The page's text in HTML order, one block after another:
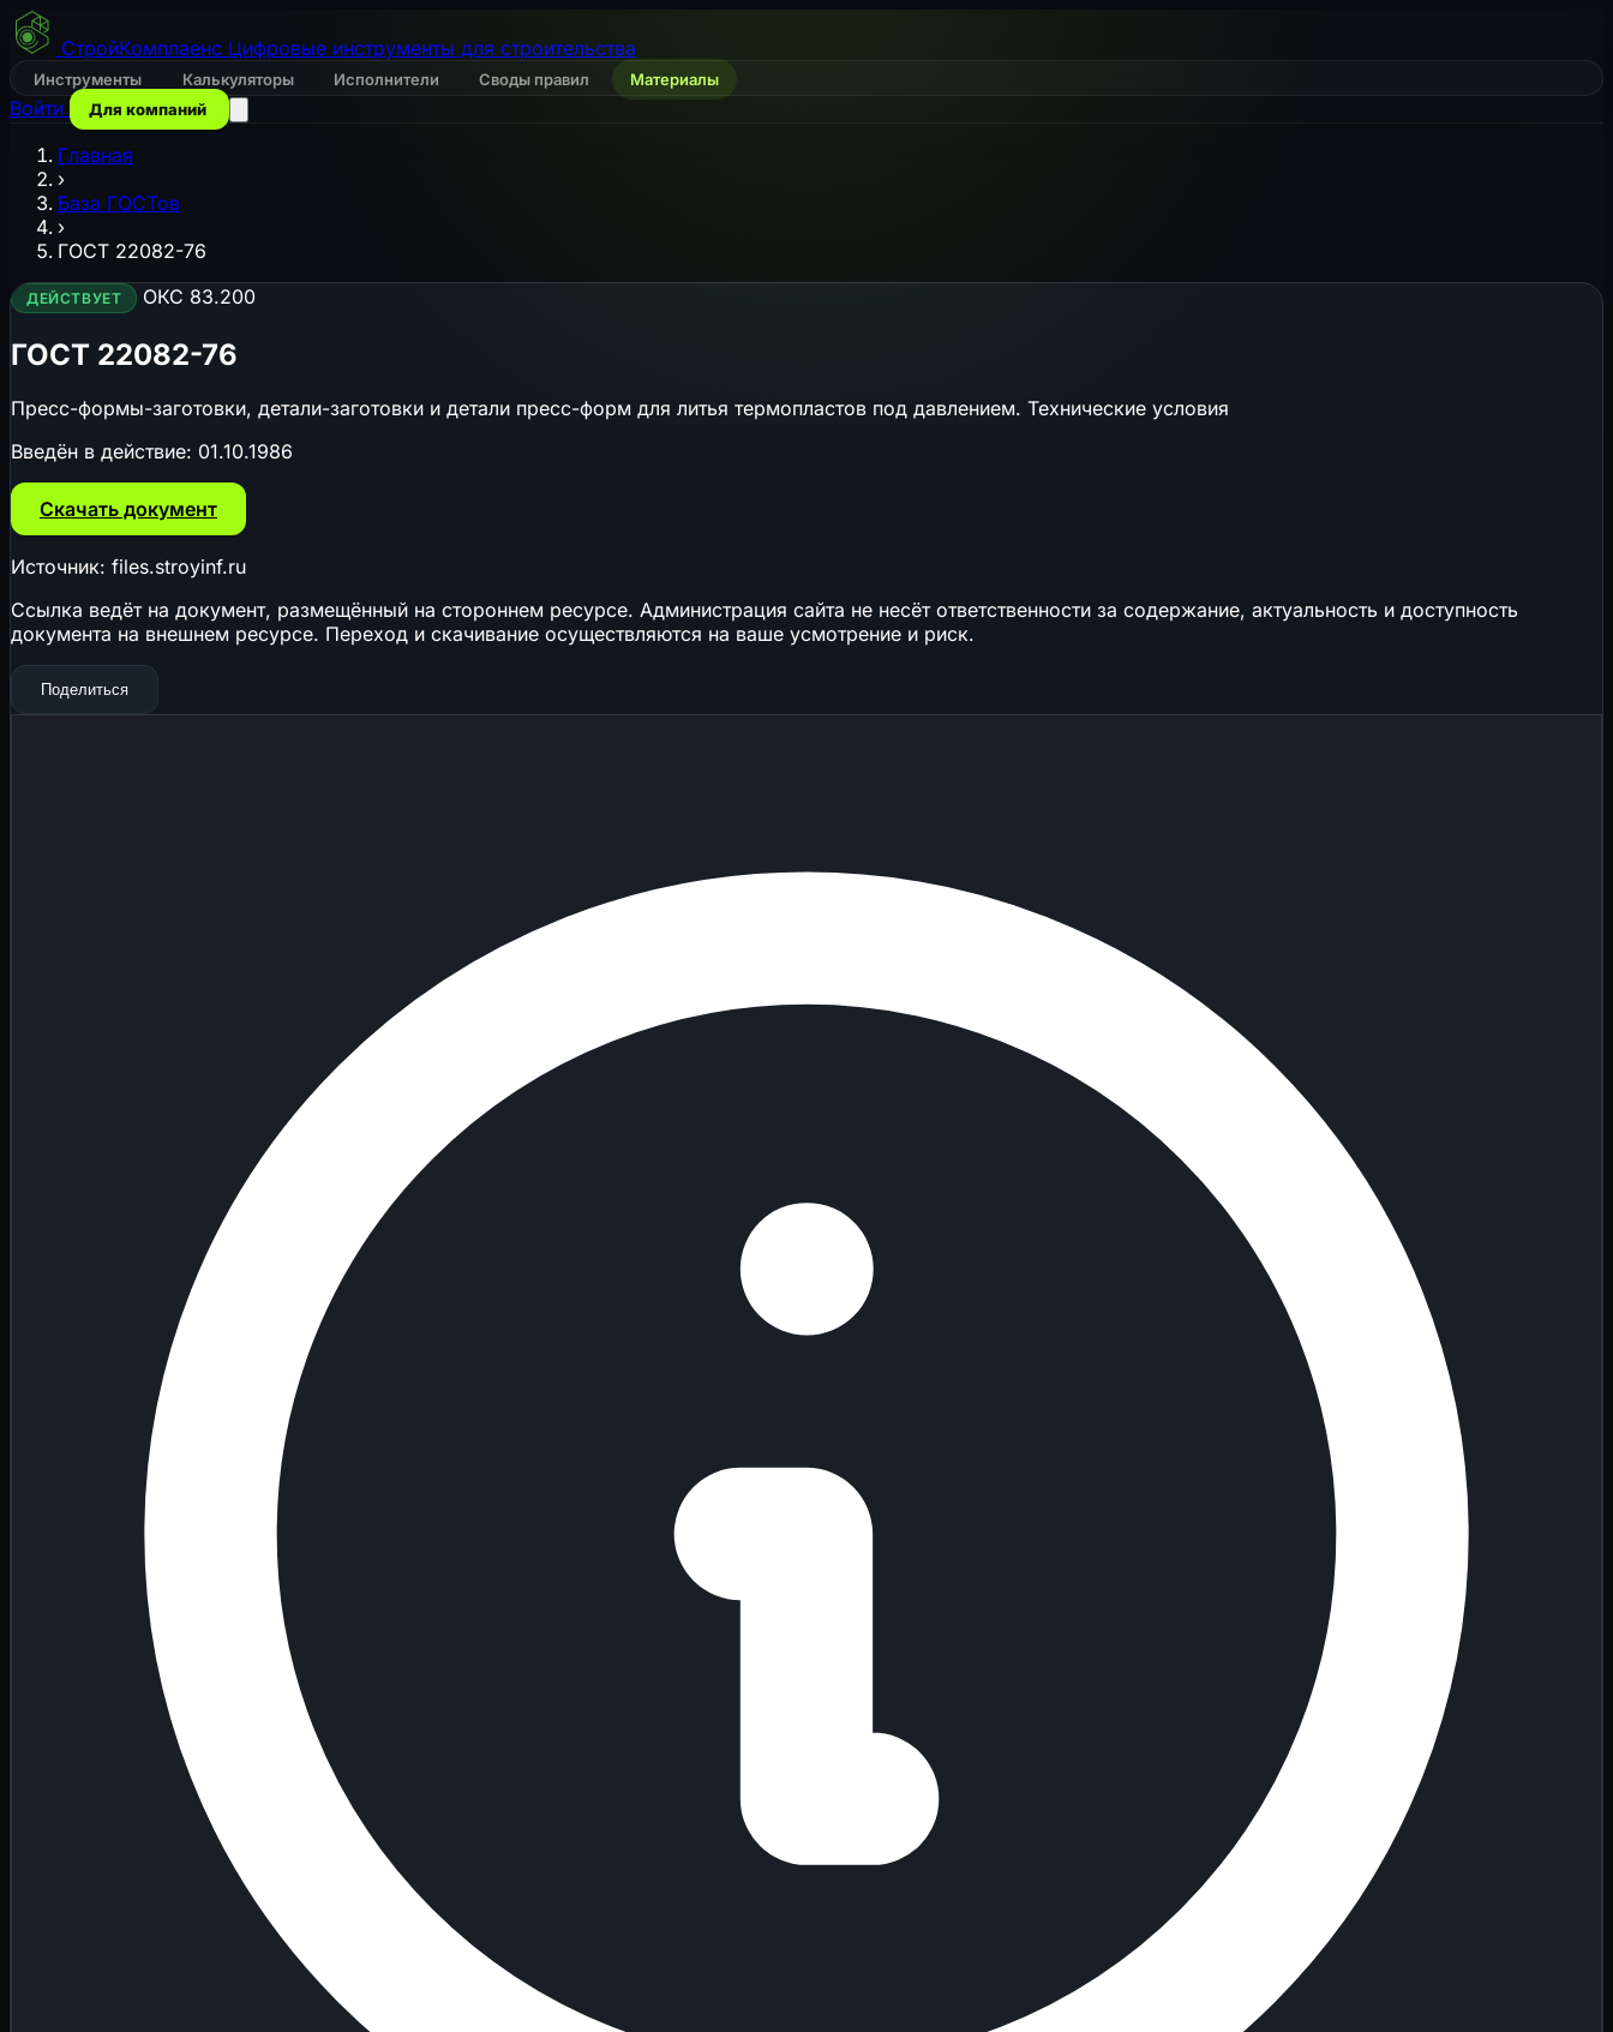
СтройКомплаенс Цифровые инструменты для строительства
Инструменты Калькуляторы Исполнители Своды правил Материалы
Войти Для компаний
Главная
›
База ГОСТов
›
ГОСТ 22082-76
ДЕЙСТВУЕТ ОКС 83.200
ГОСТ 22082-76
Пресс-формы-заготовки, детали-заготовки и детали пресс-форм для литья термопластов под давлением. Технические условия
Введён в действие: 01.10.1986
Скачать документ
Источник: files.stroyinf.ru
Ссылка ведёт на документ, размещённый на стороннем ресурсе. Администрация сайта не несёт ответственности за содержание, актуальность и доступность
документа на внешнем ресурсе. Переход и скачивание осуществляются на ваше усмотрение и риск.
Поделиться